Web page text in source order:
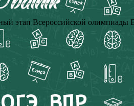
этап Всероссийской олимпиады